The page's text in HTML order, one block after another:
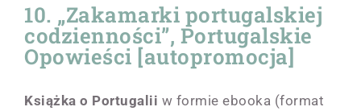
10. „Zakamarki portugalskiej
codzienności”, Portugalskie
Opowieści [autopromocja]
Książka o Portugalii w formie ebooka (format